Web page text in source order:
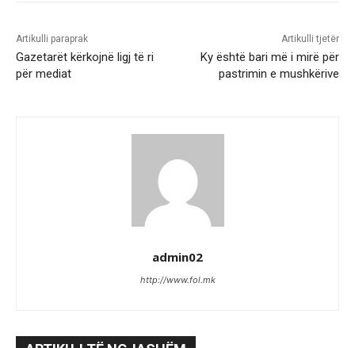
Artikulli paraprak
Gazetarët kërkojnë ligj të ri
për mediat
Artikulli tjetër
Ky është bari më i mirë për
pastrimin e mushkërive
admin02
http://www.fol.mk